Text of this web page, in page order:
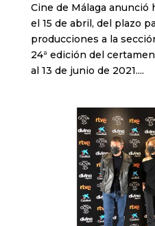
Cine de Málaga anunció
el 15 de abril, del plazo
producciones a la
24ª edición del
al 13 de junio de 2021....